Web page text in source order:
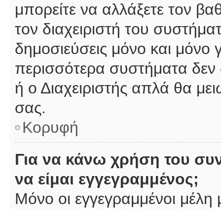
μπορείτε να αλλάξετε τον
τον διαχειριστή του
δημοσιεύσεις μόνο και
περισσότερα συστήματα δεν
ή ο Διαχειριστής απλά θα
σας.
Κορυφή
Για να κάνω χρήση του
να είμαι εγγεγραμμένος;
Μόνο οι εγγεγραμμένοι